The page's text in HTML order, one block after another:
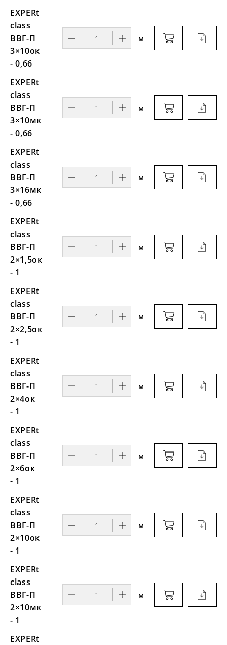
EXPERt
class
ВВГ-П
3×10ок
- 0,66
м
EXPERt
class
ВВГ-П
3×10мк
- 0,66
м
EXPERt
class
ВВГ-П
3×16мк
- 0,66
м
EXPERt
class
ВВГ-П
2×1,5ок
- 1
м
EXPERt
class
ВВГ-П
2×2,5ок
- 1
м
EXPERt
class
ВВГ-П
2×4ок
- 1
м
EXPERt
class
ВВГ-П
2×6ок
- 1
м
EXPERt
class
ВВГ-П
2×10ок
- 1
м
EXPERt
class
ВВГ-П
2×10мк
- 1
м
EXPERt